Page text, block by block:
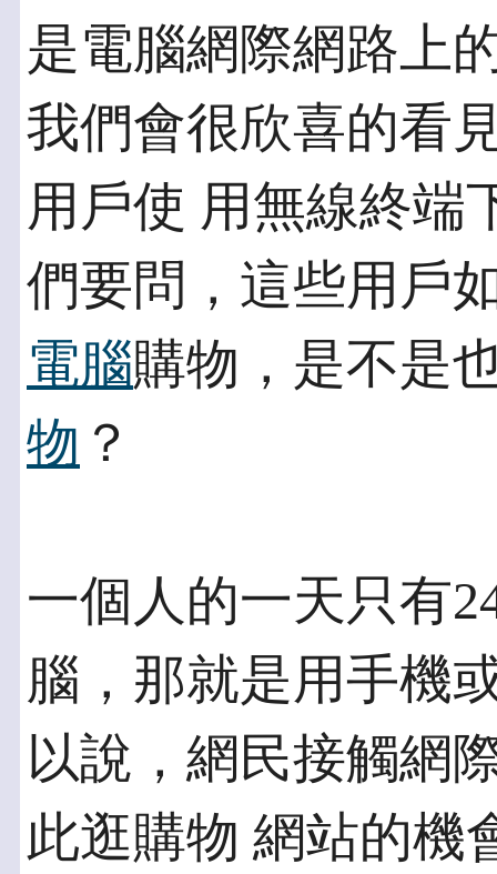
是電腦網際網路上
我們會很欣喜的看
用戶使 用無線終端
們要問，這些用戶
電腦購物，是不是
物 ？
一個人的一天只有
腦，那就是用手機
以說，網民接觸網
此逛購物 網站的機